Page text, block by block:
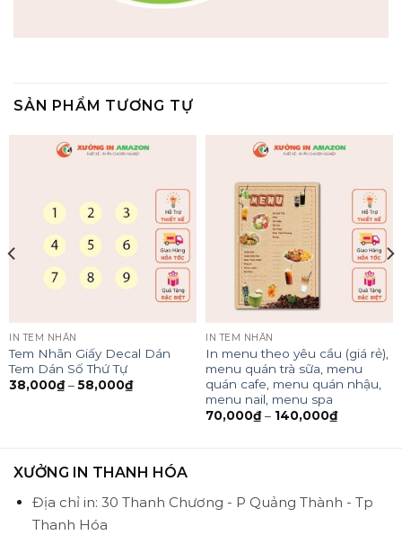
SẢN PHẨM TƯƠNG TỰ
IN TEM NHÃN
Tem Nhãn Giấy Decal Dán
Tem Dán Số Thứ Tự
38,000₫–58,000₫
IN TEM NHÃN
In menu theo yêu cầu (giá rẻ),
menu quán trà sữa, menu
quán cafe, menu quán nhậu,
menu nail, menu spa
70,000₫– 140,000₫
XƯỞNG IN THANH HÓA
Địa chỉ in: 30 Thanh Chương - P Quảng Thành - Tp
Thanh Hóa